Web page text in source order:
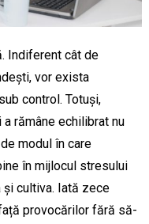
Indiferent cât de
vor exista
control. Totuși,
rămâne echilibrat nu
modul în care
în mijlocul stresului
cultiva. Iată zece
provocărilor fără să-